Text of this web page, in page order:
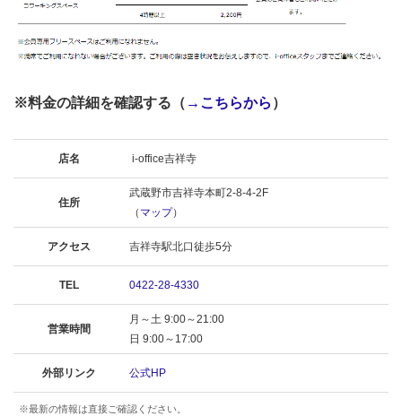
※料金の詳細を確認する（ →こちらから ）
店名 i-office吉祥寺
住所
武蔵野市吉祥寺本町2-8-4-2F
（ マップ）
アクセス 吉祥寺駅北口徒歩5分
TEL 0422-28-4330
営業時間
月～土 9:00～21:00
日 9:00～17:00
外部リンク 公式HP
※最新の情報は直接ご確認ください。